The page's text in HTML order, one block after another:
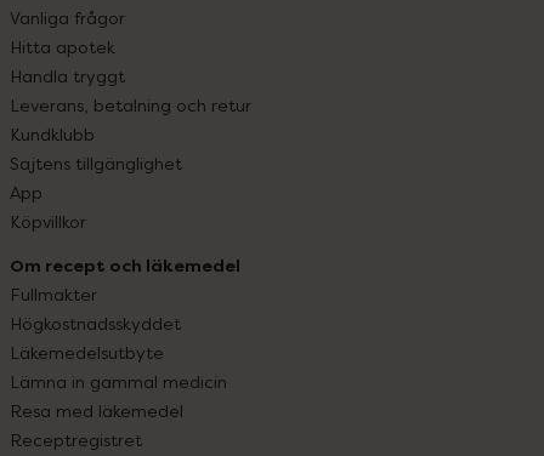
Vanliga frågor
Hitta apotek
Handla tryggt
Leverans, betalning och retur
Kundklubb
Sajtens tillgänglighet
App
Köpvillkor
Om recept och läkemedel
Fullmakter
Högkostnadsskyddet
Läkemedelsutbyte
Lämna in gammal medicin
Resa med läkemedel
Receptregistret